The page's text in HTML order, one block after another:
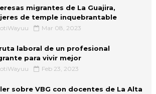
migrantes de La Guajira,
de temple inquebrantable
Mar 08, 2023
laboral de un profesional
para vivir mejor
Feb 23, 2023
sobre VBG con docentes de La Alta